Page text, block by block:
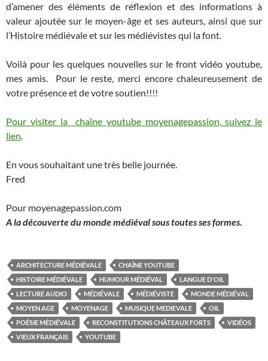
d’amener des éléments de réflexion et des informations à
valeur ajoutée sur le moyen-âge et ses auteurs, ainsi que sur
l’Histoire médiévale et sur les médiévistes qui la font.
Voilà pour les quelques nouvelles sur le front vidéo youtube,
mes amis. Pour le reste, merci encore chaleureusement de
votre présence et de votre soutien!!!!
Pour visiter la chaîne youtube moyenagepassion, suivez le
lien.
En vous souhaitant une très belle journée.
Fred
Pour moyenagepassion.com
A la découverte du monde médiéval sous toutes ses formes.
ARCHITECTURE MÉDIÉVALE
CHAÎNE YOUTUBE
HISTOIRE MÉDIÉVALE
HUMOUR MÉDIÉVAL
LANGUE D'OIL
LECTURE AUDIO
MÉDIÉVALE MÉDIÉVISTE
MONDE MÉDIÉVAL
MOYEN AGE
MOYENAGE MUSIQUE MEDIEVALE
OIL
POÉSIE MÉDIÉVALE
RECONSTITUTIONS CHÂTEAUX FORTS
VIDÉOS
VIEUX FRANÇAIS
YOUTUBE